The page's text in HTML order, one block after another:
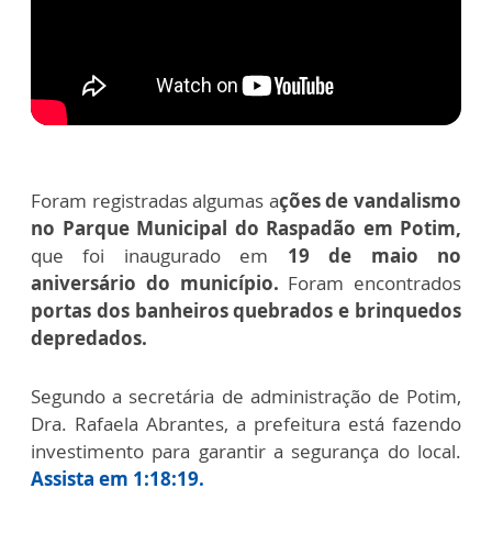
Foram registradas algumas ações de vandalismo
no Parque Municipal do Raspadão em Potim,
que foi inaugurado em 19 de maio no
aniversário do município. Foram encontrados
portas dos banheiros quebrados e brinquedos
depredados.
Segundo a secretária de administração de Potim,
Dra. Rafaela Abrantes, a prefeitura está fazendo
investimento para garantir a segurança do local.
Assista em 1:18:19.